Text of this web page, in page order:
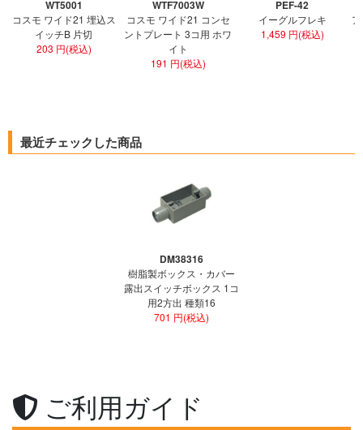
WT5001
コスモ ワイド21 埋込ス
イッチB 片切
203 円(税込)
WTF7003W
コスモ ワイド21 コンセ
ントプレート 3コ用 ホワ
イト
191 円(税込)
PEF-42
イーグルフレキ
1,459 円(税込)
最近チェックした商品
DM38316
樹脂製ボックス・カバー
露出スイッチボックス 1コ
用2方出 種類16
701 円(税込)
ご利用ガイド